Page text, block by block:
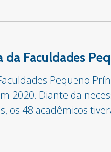
Faculdades
Pequeno
2020. Diante da
os 48 acadêmicos